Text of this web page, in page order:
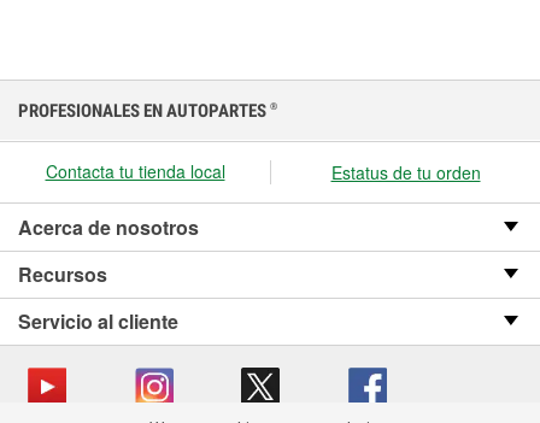
PROFESIONALES EN AUTOPARTES ®
Contacta tu tienda local Estatus de tu orden
Acerca de nosotros
Recursos
Servicio al cliente